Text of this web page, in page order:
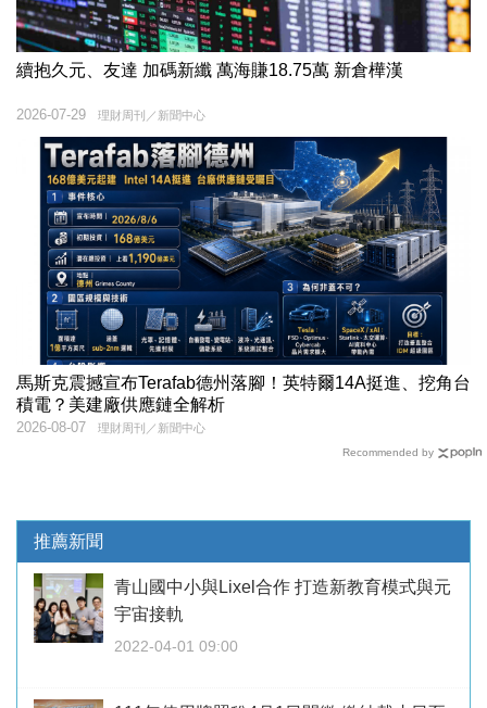
續抱久元、友達 加碼新纖 萬海賺18.75萬 新倉樺漢
理財周刊／新聞中心
2026-07-29
馬斯克震撼宣布Terafab德州落腳！英特爾14A挺進、挖角台
積電？美建廠供應鏈全解析
理財周刊／新聞中心
2026-08-07
Recommended by
推薦新聞
青山國中小與Lixel合作 打造新教育模式與元
宇宙接軌
2022-04-01 09:00